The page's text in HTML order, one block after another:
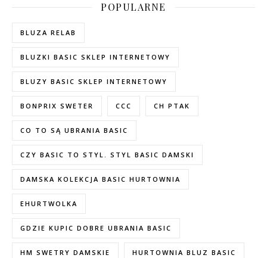
POPULARNE
BLUZA RELAB
BLUZKI BASIC SKLEP INTERNETOWY
BLUZY BASIC SKLEP INTERNETOWY
BONPRIX SWETER CCC CH PTAK
CO TO SĄ UBRANIA BASIC
CZY BASIC TO STYL. STYL BASIC DAMSKI
DAMSKA KOLEKCJA BASIC HURTOWNIA
EHURTWOLKA
GDZIE KUPIC DOBRE UBRANIA BASIC
HM SWETRY DAMSKIE HURTOWNIA BLUZ BASIC